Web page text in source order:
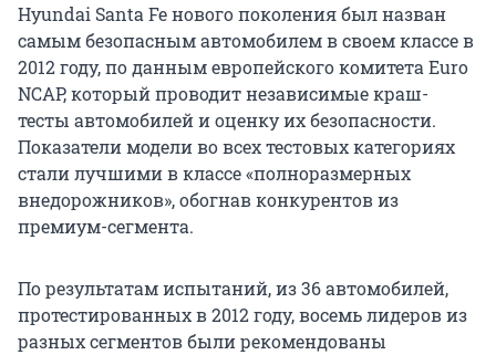
Hyundai Santa Fe нового поколения был назван
самым безопасным автомобилем в своем классе в
2012 году, по данным европейского комитета Euro
NCAP, который проводит независимые краш-
тесты автомобилей и оценку их безопасности.
Показатели модели во всех тестовых категориях
стали лучшими в классе «полноразмерных
внедорожников», обогнав конкурентов из
премиум-сегмента.
По результатам испытаний, из 36 автомобилей,
протестированных в 2012 году, восемь лидеров из
разных сегментов были рекомендованы